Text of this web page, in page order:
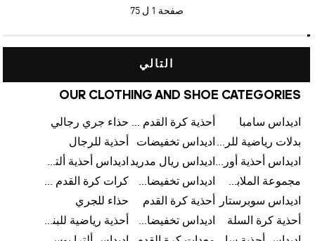
صفحة 1 ل 75
التالي
OUR CLOTHING AND SHOE CATEGORIES
اديداس سامبا أحذية كرة القدم للرجال حذاء جري رجالي
بدلات رياضية للرجال اديداس تخفيضات
أحذية للرجال
اديداس أحذية أورجينالز اديداس ريال مدريد
اديداس أحذية ألترا بوست للرجال
مجموعة الملابس الرياضية
اديداس تخفيضات للأطفال
كرات كرة القدم للرجال
اديداس سوبرستار
أحذية كرة القدم
حذاء للجري
أحذية كرة السلة
اديداس تخفيضات للرجال
أحذية رياضية للبنات